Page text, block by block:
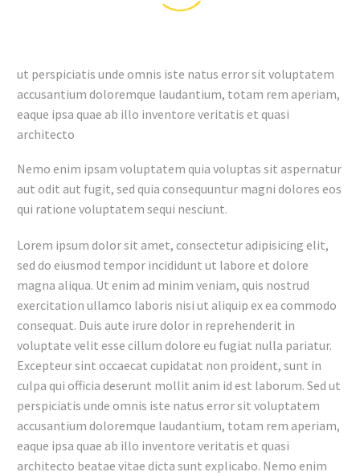
ut perspiciatis unde omnis iste natus error sit voluptatem
accusantium doloremque laudantium, totam rem aperiam,
eaque ipsa quae ab illo inventore veritatis et quasi
architecto
Nemo enim ipsam voluptatem quia voluptas sit aspernatur
aut odit aut fugit, sed quia consequuntur magni dolores eos
qui ratione voluptatem sequi nesciunt.
Lorem ipsum dolor sit amet, consectetur adipisicing elit,
sed do eiusmod tempor incididunt ut labore et dolore
magna aliqua. Ut enim ad minim veniam, quis nostrud
exercitation ullamco laboris nisi ut aliquip ex ea commodo
consequat. Duis aute irure dolor in reprehenderit in
voluptate velit esse cillum dolore eu fugiat nulla pariatur.
Excepteur sint occaecat cupidatat non proident, sunt in
culpa qui officia deserunt mollit anim id est laborum. Sed ut
perspiciatis unde omnis iste natus error sit voluptatem
accusantium doloremque laudantium, totam rem aperiam,
eaque ipsa quae ab illo inventore veritatis et quasi
architecto beatae vitae dicta sunt explicabo. Nemo enim